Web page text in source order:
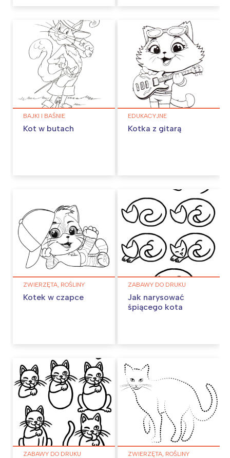
BAJKI I BAŚNIE
Kot w butach
EDUKACYJNE
Kotka z gitarą
ZWIERZĘTA, ROŚLINY
Kotek w czapce
ZABAWY DO DRUKU
Jak narysować
śpiącego kota
ZABAWY DO DRUKU ZWIERZĘTA, ROŚLINY